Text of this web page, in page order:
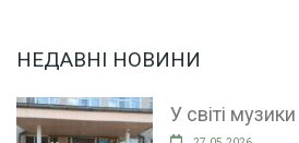
НЕДАВНІ НОВИНИ
У світі